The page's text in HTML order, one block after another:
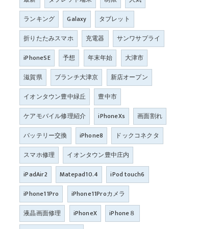
ランキング
Galaxy
タブレット
折りたたみスマホ
充電器
サンワサプライ
iPhoneSE
予想 年末年始
大津市
滋賀県
ブランチ大津京
新店オープン
イオンタウン豊中緑丘
豊中市
ケアモバイル修理紹介
iPhoneXs
画面割れ
バッテリー交換
iPhone8
ドックコネクタ
スマホ修理
イオンタウン豊中庄内
iPadAir2
Matepad10.4
iPod touch6
iPhone11Pro
iPhone11Proカメラ
液晶画面修理
iPhoneX
iPhone８